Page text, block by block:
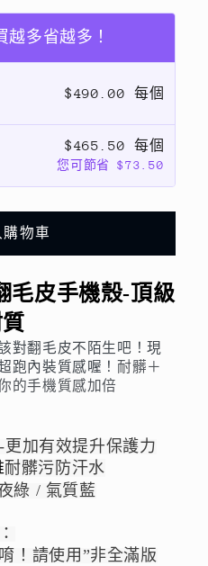
越多省越多！
$490.00 每個
$465.50 每個
您可節省 $73.50
購物車
毛皮手機殼-頂級
對翻毛皮不陌生吧！現
跑內裝質感喔！ 耐髒＋
的手機質感加倍
更加有效提升保護力
耐髒污防汗水
綠 / 氣質藍
！請使用”非全滿版